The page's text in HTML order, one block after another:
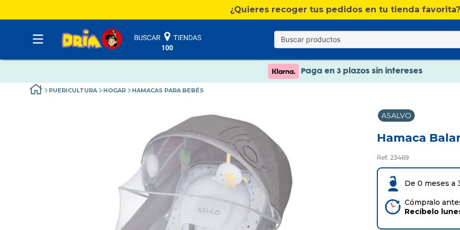
¿Quieres recoger tus pedidos en tu tienda favorita?
Envío gratis. A partir de 60€(excepto Baleares)
Paga en 3 plazos sin intereses
Paga en 3 plazos sin intereses
PUERICULTURA HOGAR HAMACAS PARA BEBÉS
ASALVO
Hamaca
Ref. 23469
De 0 meses a
Cómpralo
Recíbelo